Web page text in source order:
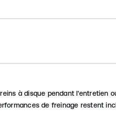
à disque pendant l'entretien
de freinage restent